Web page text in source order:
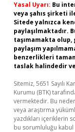
Yasal Uyarı: Bu
veya şahıs şirketi
Sitede yalnızca
paylaşılmaktadır.
taşımamakta
paylaşım
benzerlikleri
taslak halindedir
Sitemiz, 5651 Sayılı
Kurumu (BTK)
vermektedir. Bu
veya araştırma
yazdıkları içeriklerin
bu sorumluluğu kabul